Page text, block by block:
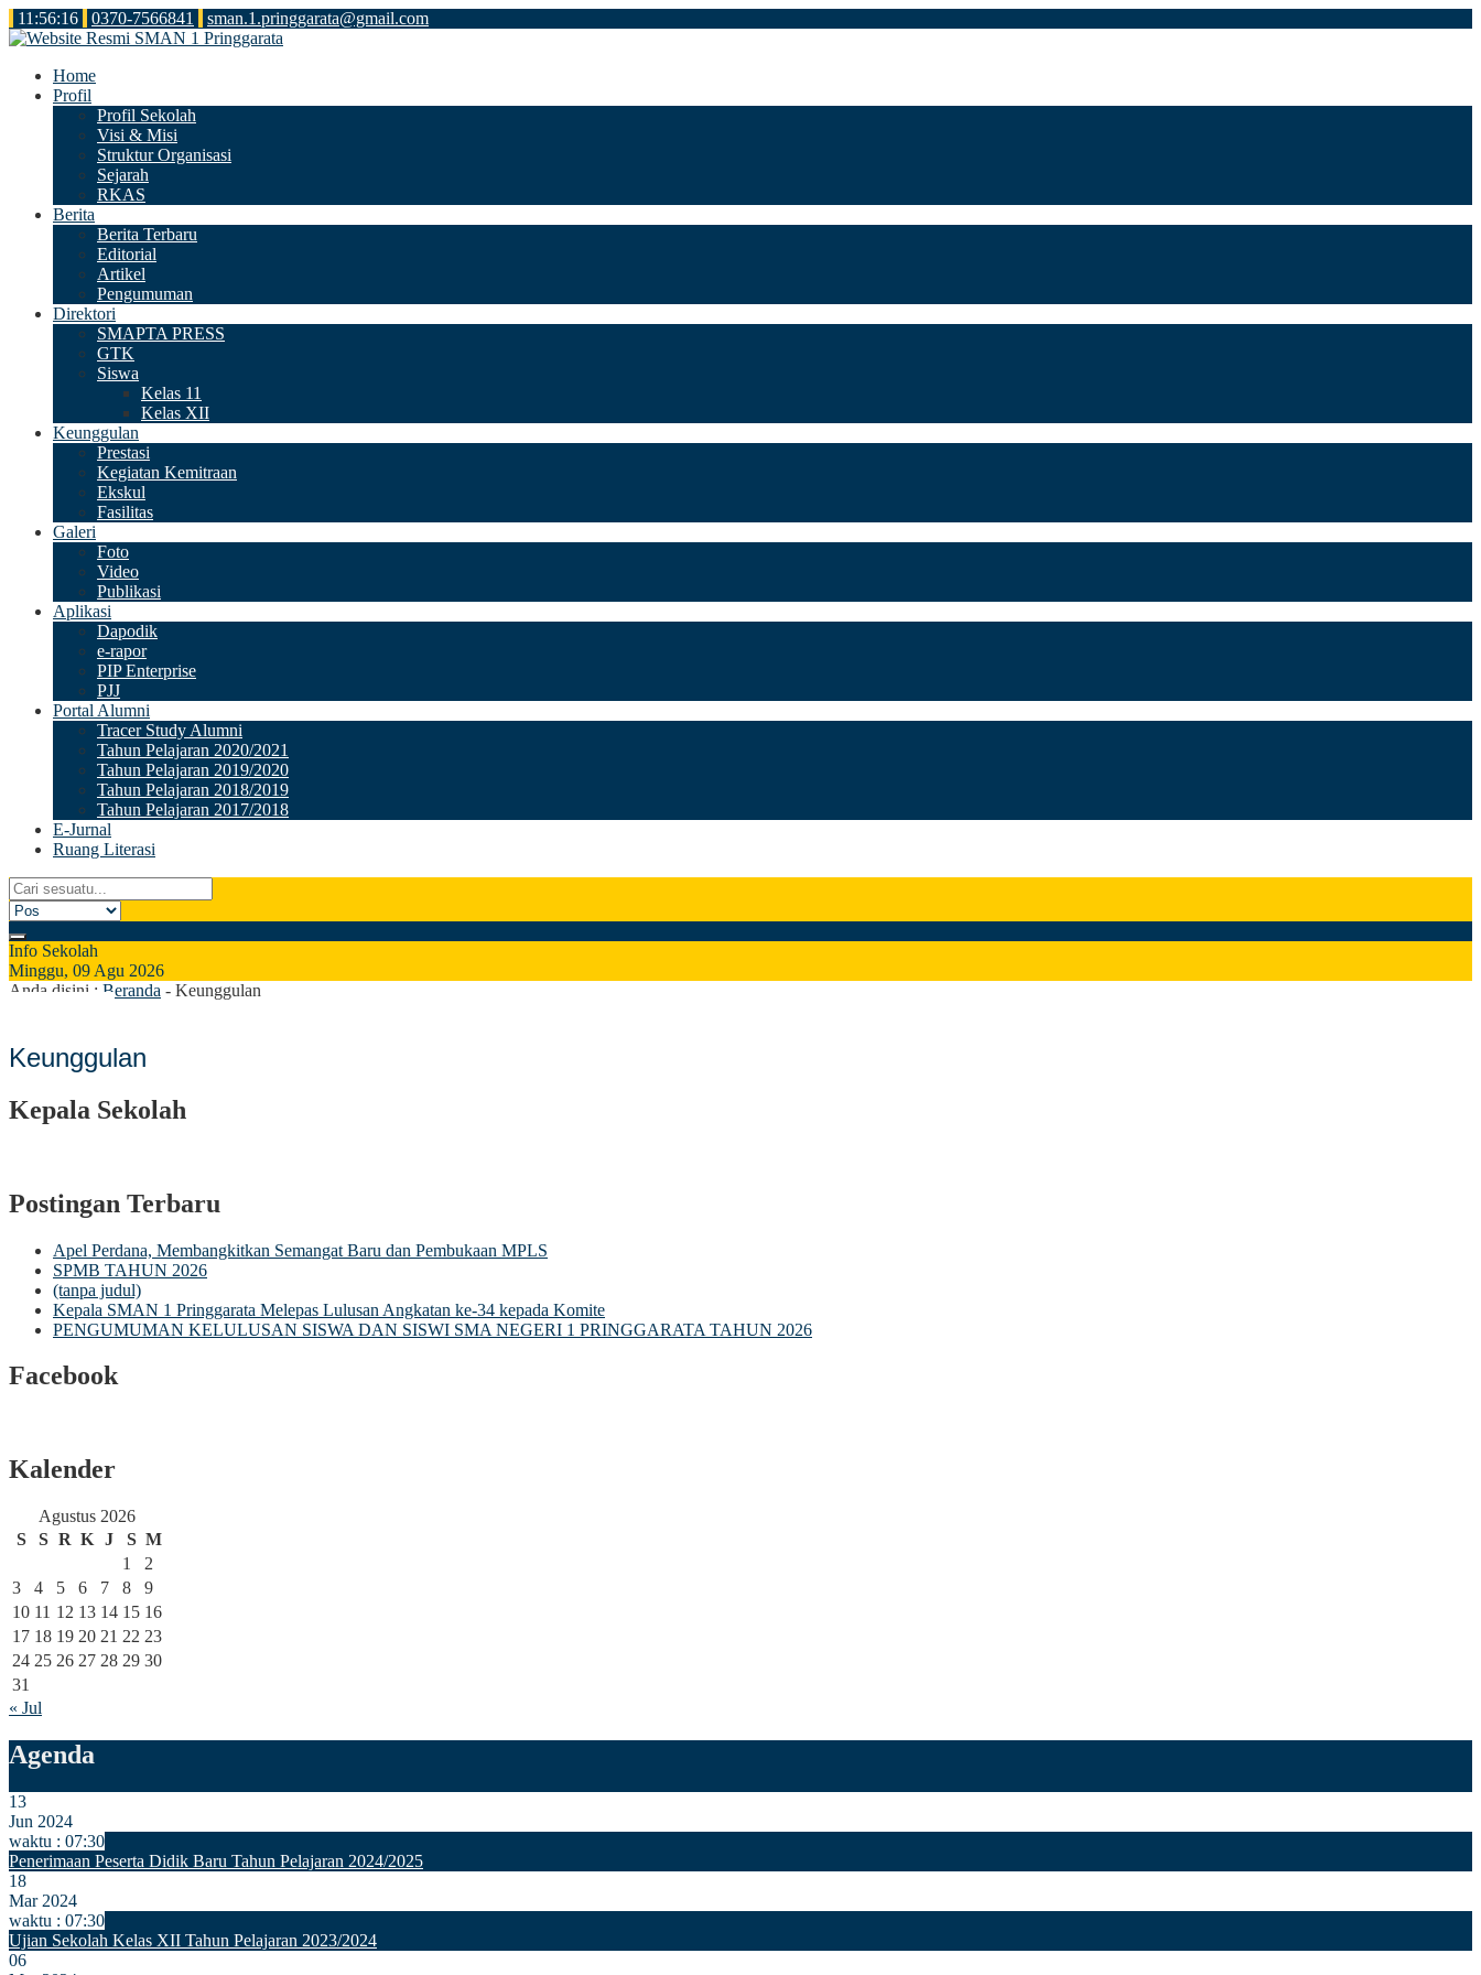
11 :56:16 0370-7566841 sman.1.pringgarata@gmail.com
Home
Profil
Profil Sekolah
Visi & Misi
Struktur Organisasi
Sejarah
RKAS
Berita
Berita Terbaru
Editorial
Artikel
Pengumuman
Direktori
SMAPTA PRESS
GTK
Siswa
Kelas 11
Kelas XII
Keunggulan
Prestasi
Kegiatan Kemitraan
Ekskul
Fasilitas
Galeri
Foto
Video
Publikasi
Aplikasi
Dapodik
e-rapor
PIP Enterprise
PJJ
Portal Alumni
Tracer Study Alumni
Tahun Pelajaran 2020/2021
Tahun Pelajaran 2019/2020
Tahun Pelajaran 2018/2019
Tahun Pelajaran 2017/2018
E-Jurnal
Ruang Literasi
Info Sekolah
Minggu, 09 Agu 2026
Anda disini : Beranda - Keunggulan
Keunggulan
Kepala Sekolah
Postingan Terbaru
Apel Perdana, Membangkitkan Semangat Baru dan Pembukaan MPLS
SPMB TAHUN 2026
(tanpa judul)
Kepala SMAN 1 Pringgarata Melepas Lulusan Angkatan ke-34 kepada Komite
PENGUMUMAN KELULUSAN SISWA DAN SISWI SMA NEGERI 1 PRINGGARATA TAHUN 2026
Facebook
Kalender
Agustus 2026
S
S R K J S M
1
2
3
4 5 6 7 8
9
10 11 12 13 14 15 16
17 18 19 20 21 22 23
24 25 26 27 28 29 30
31
« Jul
Agenda
13
Jun 2024
waktu : 07:30
Penerimaan Peserta Didik Baru Tahun Pelajaran 2024/2025
18
Mar 2024
waktu : 07:30
Ujian Sekolah Kelas XII Tahun Pelajaran 2023/2024
06